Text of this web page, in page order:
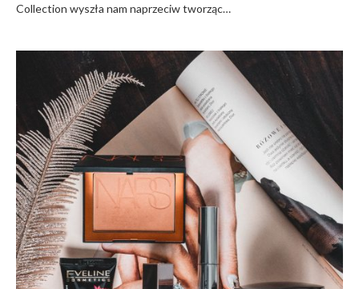
Collection wyszła nam naprzeciw tworząc…